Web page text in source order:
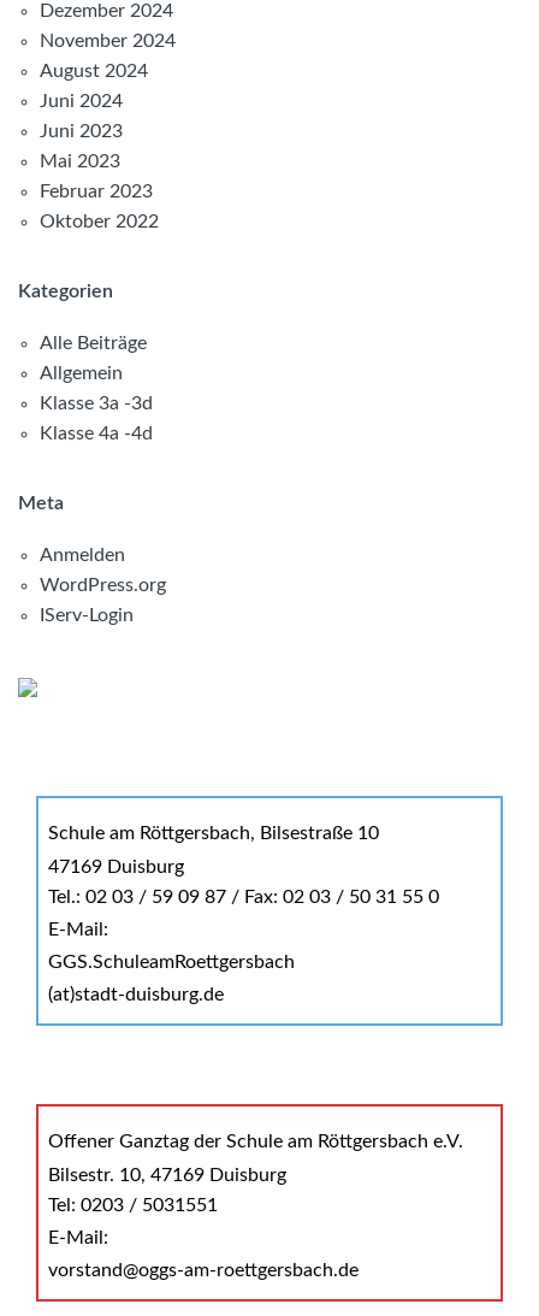
Dezember 2024
November 2024
August 2024
Juni 2024
Juni 2023
Mai 2023
Februar 2023
Oktober 2022
Kategorien
Alle Beiträge
Allgemein
Klasse 3a -3d
Klasse 4a -4d
Meta
Anmelden
WordPress.org
IServ-Login
Schule am Röttgersbach, Bilsestraße 10
47169 Duisburg
Tel.: 02 03 / 59 09 87 / Fax: 02 03 / 50 31 55 0
E-Mail:
GGS.SchuleamRoettgersbach
(at)stadt-duisburg.de
Offener Ganztag der Schule am Röttgersbach e.V.
Bilsestr. 10, 47169 Duisburg
Tel: 0203 / 5031551
E-Mail:
vorstand@oggs-am-roettgersbach.de